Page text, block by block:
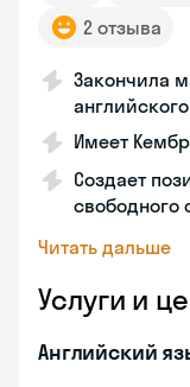
2 отзыва
Закончила
Имеет
Создает
свободного
Читать дальше
Услуги и
Английский